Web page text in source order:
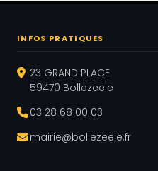
INFOS PRATIQUES
23 GRAND PLACE
59470 Bollezeele
03 28 68 00 03
mairie@bollezeele.fr